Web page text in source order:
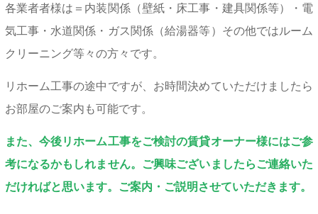
各業者者様は＝内装関係（壁紙・床工事・建具関係等）・電
気工事・水道関係・ガス関係（給湯器等）その他ではルーム
クリーニング等々の方々です。
リホーム工事の途中ですが、お時間決めていただけましたら
お部屋のご案内も可能です。
また、今後リホーム工事をご検討の賃貸オーナー様にはご参
考になるかもしれません。ご興味ございましたらご連絡いた
だければと思います。ご案内・ご説明させていただきます。